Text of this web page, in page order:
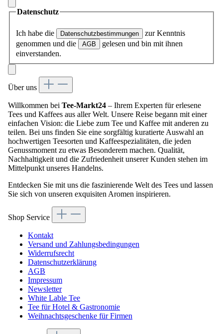
Datenschutz
Ich habe die Datenschutzbestimmungen
zur Kenntnis
genommen und die
AGB
gelesen und bin mit ihnen
einverstanden.
Über uns
Willkommen bei Tee-Markt24 – Ihrem Experten für erlesene
Tees und Kaffees aus aller Welt. Unsere Reise begann mit einer
einfachen Vision: die Liebe zum Tee und Kaffee mit anderen zu
teilen. Bei uns finden Sie eine sorgfältig kuratierte Auswahl an
hochwertigen Teesorten und Kaffeespezialitäten, die jeden
Genussmoment zu etwas Besonderem machen. Qualität,
Nachhaltigkeit und die Zufriedenheit unserer Kunden stehen im
Mittelpunkt unseres Handelns.
Entdecken Sie mit uns die faszinierende Welt des Tees und lassen
Sie sich von unseren exquisiten Aromen inspirieren.
Shop Service
Kontakt
Versand und Zahlungsbedingungen
Widerrufsrecht
Datenschutzerklärung
AGB
Impressum
Newsletter
White Lable Tee
Tee für Hotel & Gastronomie
Weihnachtsgeschenke für Firmen